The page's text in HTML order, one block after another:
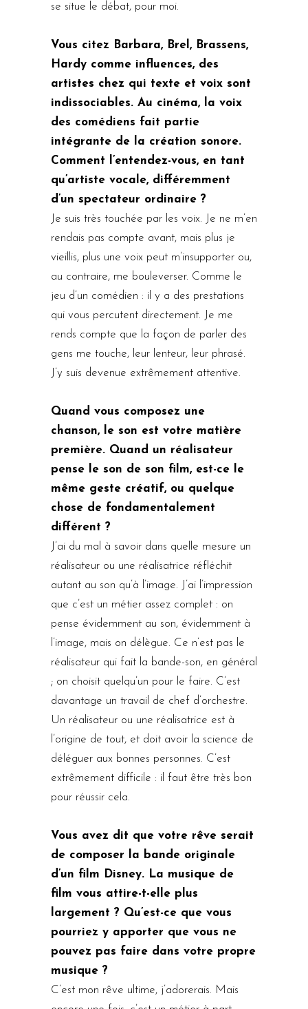
se situe le débat, pour moi.
Vous citez Barbara, Brel, Brassens,
Hardy comme influences, des
artistes chez qui texte et voix sont
indissociables. Au cinéma, la voix
des comédiens fait partie
intégrante de la création sonore.
Comment l’entendez-vous, en tant
qu’artiste vocale, différemment
d’un spectateur ordinaire ?
Je suis très touchée par les voix. Je ne m’en
rendais pas compte avant, mais plus je
vieillis, plus une voix peut m’insupporter ou,
au contraire, me bouleverser. Comme le
jeu d’un comédien : il y a des prestations
qui vous percutent directement. Je me
rends compte que la façon de parler des
gens me touche, leur lenteur, leur phrasé.
J’y suis devenue extrêmement attentive.
Quand vous composez une
chanson, le son est votre matière
première. Quand un réalisateur
pense le son de son film, est-ce le
même geste créatif, ou quelque
chose de fondamentalement
différent ?
J’ai du mal à savoir dans quelle mesure un
réalisateur ou une réalisatrice réfléchit
autant au son qu’à l’image. J’ai l’impression
que c’est un métier assez complet : on
pense évidemment au son, évidemment à
l’image, mais on délègue. Ce n’est pas le
réalisateur qui fait la bande-son, en général
; on choisit quelqu’un pour le faire. C’est
davantage un travail de chef d’orchestre.
Un réalisateur ou une réalisatrice est à
l’origine de tout, et doit avoir la science de
déléguer aux bonnes personnes. C’est
extrêmement difficile : il faut être très bon
pour réussir cela.
Vous avez dit que votre rêve serait
de composer la bande originale
d’un film Disney. La musique de
film vous attire-t-elle plus
largement ? Qu’est-ce que vous
pourriez y apporter que vous ne
pouvez pas faire dans votre propre
musique ?
C’est mon rêve ultime, j’adorerais. Mais